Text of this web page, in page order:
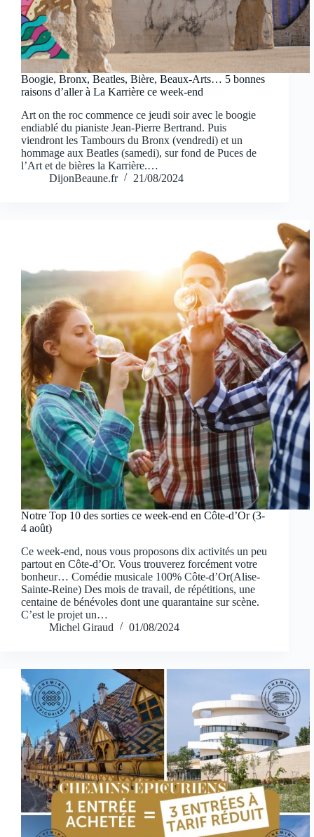
Boogie, Bronx, Beatles, Bière, Beaux-Arts… 5 bonnes
raisons d’aller à La Karrière ce week-end
Art on the roc commence ce jeudi soir avec le boogie
endiablé du pianiste Jean-Pierre Bertrand. Puis
viendront les Tambours du Bronx (vendredi) et un
hommage aux Beatles (samedi), sur fond de Puces de
l’Art et de bières la Karrière.…
DijonBeaune.fr
21/08/2024
Notre Top 10 des sorties ce week-end en Côte-d’Or (3-
4 août)
Ce week-end, nous vous proposons dix activités un peu
partout en Côte-d’Or. Vous trouverez forcément votre
bonheur… Comédie musicale 100% Côte-d’Or(Alise-
Sainte-Reine) Des mois de travail, de répétitions, une
centaine de bénévoles dont une quarantaine sur scène.
C’est le projet un…
Michel Giraud
01/08/2024